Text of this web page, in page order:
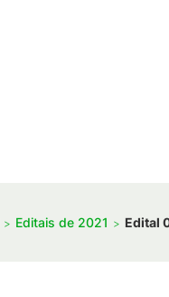
Editais de 2021 Edital